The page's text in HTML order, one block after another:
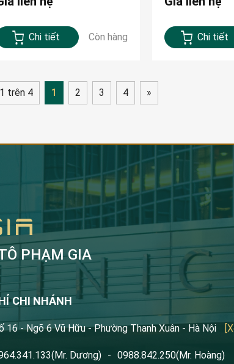
Chi tiết Còn hàng Chi tiết
trên 4 1 2 3 4 »
PHẠM GIA
CHI NHÁNH
16 - Ngõ 6 Vũ Hữu - Phường Thanh Xuân - Hà Nội
(Mr. Dương) - 0988.842.250(Mr. Hoàng)